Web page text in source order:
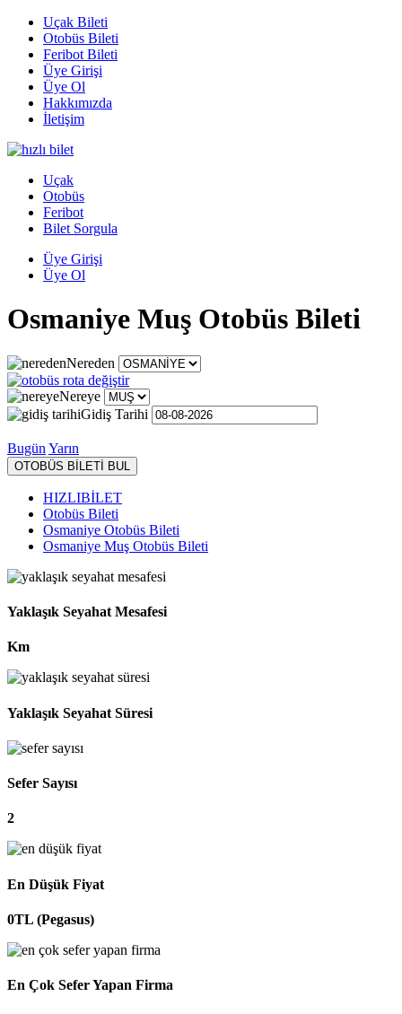
Uçak Bileti
Otobüs Bileti
Feribot Bileti
Üye Girişi
Üye Ol
Hakkımızda
İletişim
Uçak
Otobüs
Feribot
Bilet Sorgula
Üye Girişi
Üye Ol
Osmaniye Muş Otobüs Bileti
Nereden
Nereye
Gidiş Tarihi
Bugün Yarın
OTOBÜS BİLETİ BUL
HIZLIBİLET
Otobüs Bileti
Osmaniye Otobüs Bileti
Osmaniye Muş Otobüs Bileti
Yaklaşık Seyahat Mesafesi
Km
Yaklaşık Seyahat Süresi
Sefer Sayısı
2
En Düşük Fiyat
0TL (Pegasus)
En Çok Sefer Yapan Firma